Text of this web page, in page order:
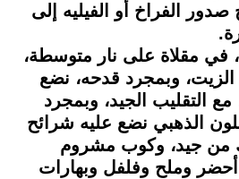
صدور الفراخ أو الفيليه إلى
في مقلاة على نار متوسطة،
وبمجرد قدحه، نضع
مع التقليب الجيد، وبمجرد
الذهبي نضع عليه شرائح
من جيد، وكوب مشروم
وملح وفلفل وبهارات